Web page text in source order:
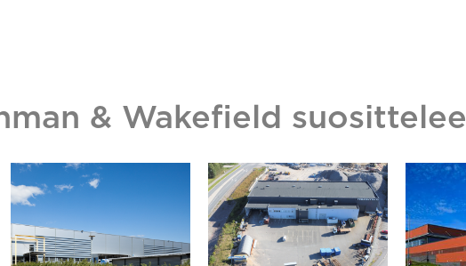
& Wakefield suosittelee